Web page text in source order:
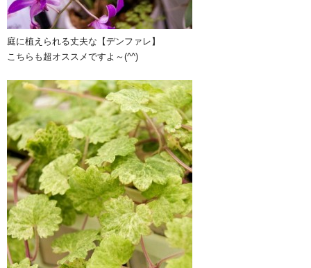
庭に植えられる丈夫な【デンファレ】
こちらも超オススメですよ～(^^)